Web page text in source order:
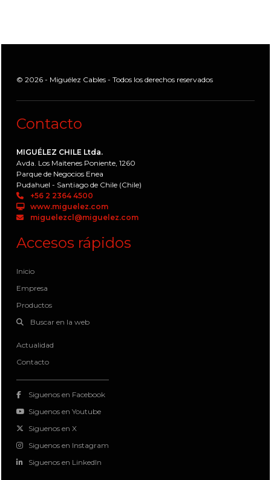
© 2026 - Miguélez Cables - Todos los derechos reservados
Contacto
MIGUÉLEZ CHILE Ltda.
Avda. Los Maitenes Poniente, 1260
Parque de Negocios Enea
Pudahuel - Santiago de Chile (Chile)
+56 2 2364 4500
www.miguelez.com
miguelezcl@miguelez.com
Accesos rápidos
Inicio
Empresa
Productos
Buscar en la web
Actualidad
Contacto
Siguenos en Facebook
Siguenos en Youtube
Siguenos en X
Siguenos en Instagram
Siguenos en LinkedIn